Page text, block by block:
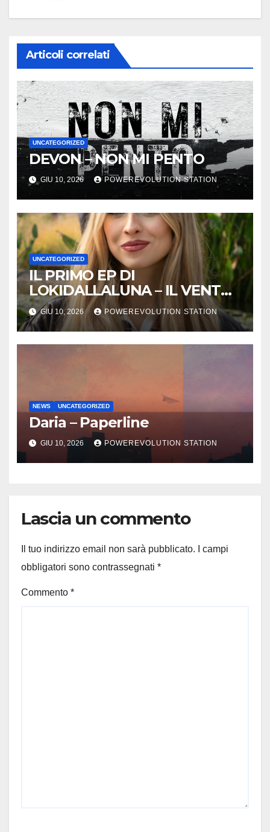
Articoli correlati
UNCATEGORIZED
DEVON – NON MI PENTO
GIU 10, 2026 POWEREVOLUTION STATION
UNCATEGORIZED
IL PRIMO EP DI
LOKIDALLALUNA – IL VENTO
SCAPPA SE T’INNAMORI
GIU 10, 2026 POWEREVOLUTION STATION
NEWS UNCATEGORIZED
Daria – Paperline
GIU 10, 2026 POWEREVOLUTION STATION
Lascia un commento
Il tuo indirizzo email non sarà pubblicato.
I campi
obbligatori sono contrassegnati *
Commento *